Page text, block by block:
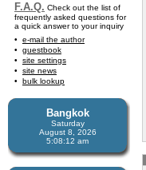
F.A.Q. Check out the list of
frequently asked questions for
a quick answer to your inquiry
e-mail the author
guestbook
site settings
site news
bulk lookup
Bangkok
Saturday
August 8, 2026
5:08:13 am